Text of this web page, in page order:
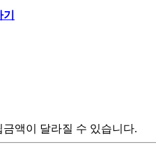
액이 달라질 수 있습니다.